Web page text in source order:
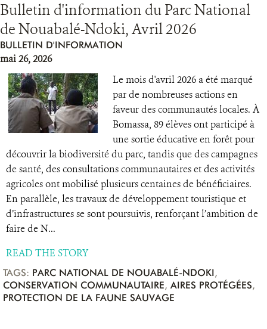
Bulletin d'information du Parc National
de Nouabalé-Ndoki, Avril 2026
BULLETIN D'INFORMATION
mai 26, 2026
Le mois d'avril 2026 a été marqué
par de nombreuses actions en
faveur des communautés locales. À
Bomassa, 89 élèves ont participé à
une sortie éducative en forêt pour
découvrir la biodiversité du parc, tandis que des campagnes
de santé, des consultations communautaires et des activités
agricoles ont mobilisé plusieurs centaines de bénéficiaires.
En parallèle, les travaux de développement touristique et
d’infrastructures se sont poursuivis, renforçant l’ambition de
faire de N...
READ THE STORY
TAGS: PARC NATIONAL DE NOUABALÉ-NDOKI,
CONSERVATION COMMUNAUTAIRE, AIRES PROTÉGÉES,
PROTECTION DE LA FAUNE SAUVAGE